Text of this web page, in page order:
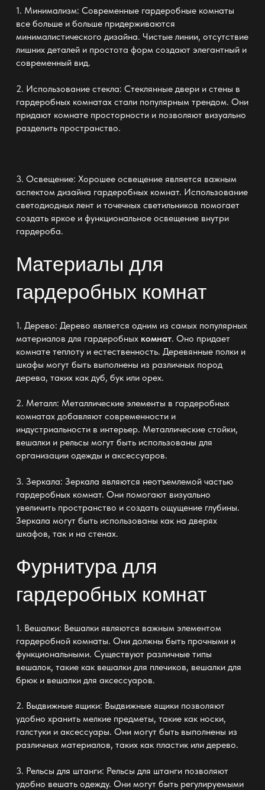
1. Минимализм: Современные гардеробные комнаты
все больше и больше придерживаются
минималистического дизайна. Чистые линии, отсутствие
лишних деталей и простота форм создают элегантный и
современный вид.
2. Использование стекла: Стеклянные двери и стены в
гардеробных комнатах стали популярным трендом. Они
придают комнате просторности и позволяют визуально
разделить пространство.
3. Освещение: Хорошее освещение является важным
аспектом дизайна гардеробных комнат. Использование
светодиодных лент и точечных светильников помогает
создать яркое и функциональное освещение внутри
гардероба.
Материалы для
гардеробных комнат
1. Дерево: Дерево является одним из самых популярных
материалов для гардеробныхкомнат. Оно придает
комнате теплоту и естественность. Деревянные полки и
шкафы могут быть выполнены из различных пород
дерева, таких как дуб, бук или орех.
2. Металл: Металлические элементы в гардеробных
комнатахдобавляют современности и
индустриальности в интерьер. Металлические стойки,
вешалки и рельсы могут быть использованы для
организации одежды и аксессуаров.
3. Зеркала: Зеркала являются неотъемлемой частью
гардеробных комнат. Они помогают визуально
увеличить пространство и создатьощущение глубины.
Зеркала могут быть использованы как на дверях
шкафов, так и на стенах.
Фурнитура для
гардеробных комнат
1. Вешалки: Вешалки являются важным элементом
гардеробной комнаты. Они должны быть прочными и
функциональными. Существуют различные типы
вешалок, такие как вешалки для плечиков, вешалки для
брюки вешалки для аксессуаров.
2. Выдвижные ящики: Выдвижные ящики позволяют
удобно хранить мелкие предметы, такие как носки,
галстуки и аксессуары. Они могут быть выполнены из
различных материалов, таких как пластик или дерево.
3. Рельсы для штанги: Рельсы для штанги позволяют
удобно вешать одежду. Они могут быть регулируемыми